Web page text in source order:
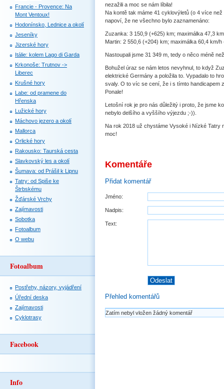
nezažili a moc se nám líbila!
Na kontě tak máme 41 cyklovýletů (o 4 více
napoví, že ne všechno bylo zaznamenáno:
Zuzanka: 3 150,9 (+625) km; maximálka 47,3
Martin: 2 550,6 (+204) km; maximálka 60,4 km/h
Nastoupali jsme 31 349 m, tedy o něco méně
Bohužel úraz se nám letos nevyhnul, to když
elektrické Germány a položila to. Vypadalo to
svaly. O to víc se cení, že i s tímto handicapem
Ponale!
Letošní rok je pro nás důležitý i proto, že jsme
nebylo delšího a vyššího výjezdu ;-)).
Na rok 2018 už chystáme Vysoké i Nízké Tatry
moc!
Komentáře
Přidat komentář
Jméno:
Nadpis:
Text:
Přehled komentářů
Zatím nebyl vložen žádný komentář
Francie - Provence: Na
Mont Ventoux!
Hodonínsko, Lednice a okolí
Jeseníky
Jizerské hory
Itálie: kolem Lago di Garda
Krkonoše: Trutnov ->
Liberec
Krušné hory
Labe: od pramene do
Hřenska
Lužické hory
Máchovo jezero a okolí
Mallorca
Orlické hory
Rakousko: Taurská cesta
Slavkovský les a okolí
Šumava: od Prášil k Lipnu
Tatry: od Spiše ke
Štrbskému
Žďárské Vrchy
Zajímavosti
Sobotka
Fotoalbum
O webu
Fotoalbum
Postřehy, názory, vyjádření
Úřední deska
Zajímavosti
Cyklotrasy
Facebook
Info